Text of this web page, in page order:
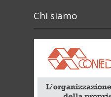
Chi siamo